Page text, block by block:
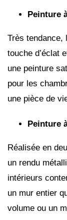
Peinture
Très tendance,
touche d’éclat
une peinture
pour les
une pièce de
Peinture
Réalisée en
un rendu
intérieurs
un mur entier
volume ou un